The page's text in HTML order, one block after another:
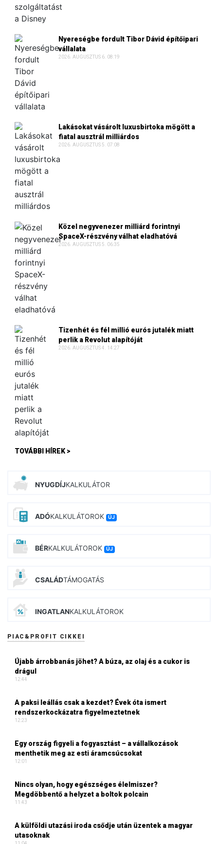
Nyereségbe fordult Tibor Dávid építőipari
vállalata
2026. AUGUSZTUS 6. 08:19
Lakásokat vásárolt luxusbirtoka mögött a
fiatal ausztrál milliárdos
2026. AUGUSZTUS 5. 07:08
Közel negyvenezer milliárd forintnyi
SpaceX-részvény válhat eladhatóvá
2026. AUGUSZTUS 5. 06:35
Tizenhét és fél millió eurós jutalék miatt
perlik a Revolut alapítóját
2026. AUGUSZTUS 4. 14:27
TOVÁBBI HÍREK >
NYUGDÍJKALKULÁTOR
ADÓKALKULÁTOROK ÚJ
BÉRKALKULÁTOROK ÚJ
CSALÁDTÁMOGATÁS
INGATLANKALKULÁTOROK
PIAC&PROFIT CIKKEI
Újabb árrobbanás jöhet? A búza, az olaj és a cukor is
drágul
12:44
A paksi leállás csak a kezdet? Évek óta ismert
rendszerkockázatra figyelmeztetnek
12:23
Egy ország figyeli a fogyasztást – a vállalkozások
menthetik meg az esti áramcsúcsokat
12:01
Nincs olyan, hogy egészséges élelmiszer?
Megdöbbentő a helyzet a boltok polcain
11:43
A külföldi utazási iroda csődje után üzentek a magyar
utasoknak